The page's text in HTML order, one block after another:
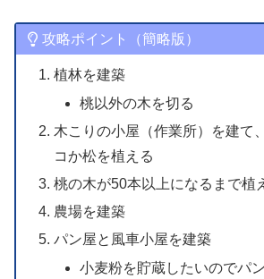
攻略ポイント（簡略版）
植林を建築
桃以外の木を切る
木こりの小屋（作業所）を建て
コか松を植える
桃の木が50本以上になるまで植
農場を建築
パン屋と風車小屋を建築
小麦粉を貯蔵したいのでパ